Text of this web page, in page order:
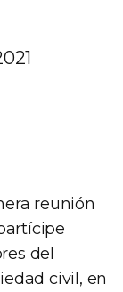
reunión
del
civil, en